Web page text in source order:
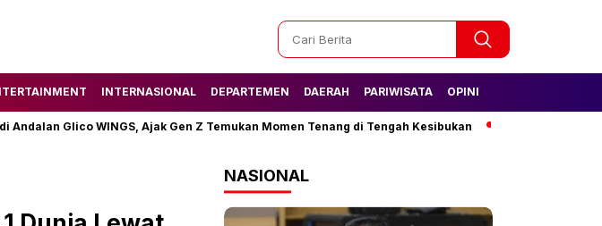
INTERNASIONAL DEPARTEMEN DAERAH PARIWISATA OPINI
Glico WINGS, Ajak Gen Z Temukan Momen Tenang di Tengah Kesibukan Tak Lagi Kesulitan Air,
NASIONAL